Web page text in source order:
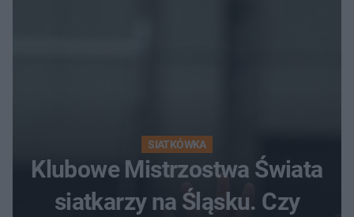
SIATKÓWKA
Klubowe Mistrzostwa Świata
siatkarzy na Śląsku. Czy